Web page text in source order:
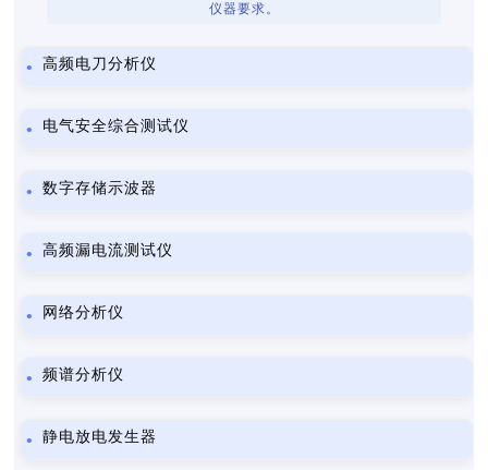
仪器要求。
高频电刀分析仪
电气安全综合测试仪
数字存储示波器
高频漏电流测试仪
网络分析仪
频谱分析仪
静电放电发生器